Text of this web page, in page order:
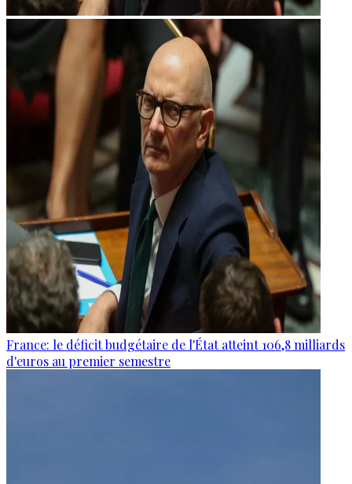
France: le déficit budgétaire de l'État atteint 106,8 milliards
d'euros au premier semestre